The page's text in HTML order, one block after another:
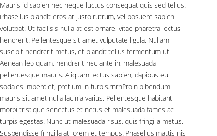
Mauris id sapien nec neque luctus consequat quis sed tellus.
Phasellus blandit eros at justo rutrum, vel posuere sapien
volutpat. Ut facilisis nulla at est ornare, vitae pharetra lectus
hendrerit. Pellentesque sit amet vulputate ligula. Nullam
suscipit hendrerit metus, et blandit tellus fermentum ut.
Aenean leo quam, hendrerit nec ante in, malesuada
pellentesque mauris. Aliquam lectus sapien, dapibus eu
sodales imperdiet, pretium in turpis.rnrnProin bibendum
mauris sit amet nulla lacinia varius. Pellentesque habitant
morbi tristique senectus et netus et malesuada fames ac
turpis egestas. Nunc ut malesuada risus, quis fringilla metus.
Suspendisse fringilla at lorem et tempus. Phasellus mattis nisl